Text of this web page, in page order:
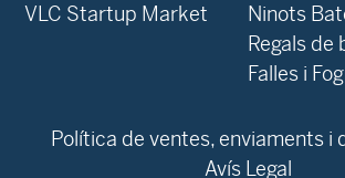
VLC Startup Market
Ninots
Regals de
Falles i
Política de ventes, enviaments i
Avís Legal